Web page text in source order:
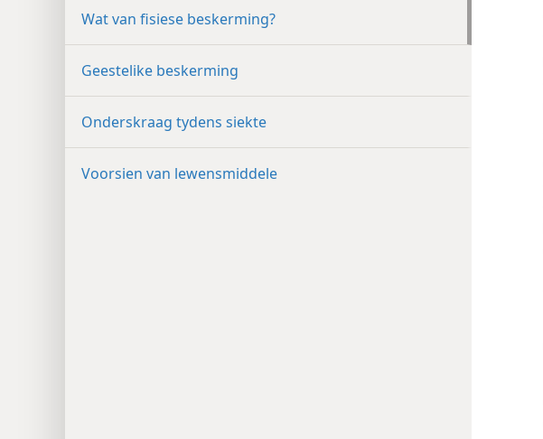
Wat van fisiese beskerming?
Geestelike beskerming
Onderskraag tydens siekte
Voorsien van lewensmiddele